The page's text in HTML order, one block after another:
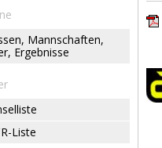
Mannschaften,
Ergebnisse
Liste